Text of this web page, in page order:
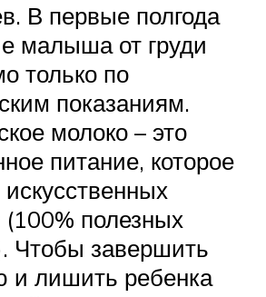
В первые полгода
малыша от груди
только по
показаниям.
молоко – это
питание, которое
(100% полезных
Чтобы завершить
и лишить ребенка